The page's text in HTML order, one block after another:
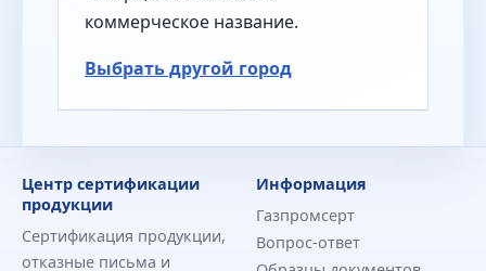
коммерческое название.
Выбрать другой город
Центр сертификации
продукции
Сертификация продукции,
отказные письма и
Информация
Газпромсерт
Вопрос-ответ